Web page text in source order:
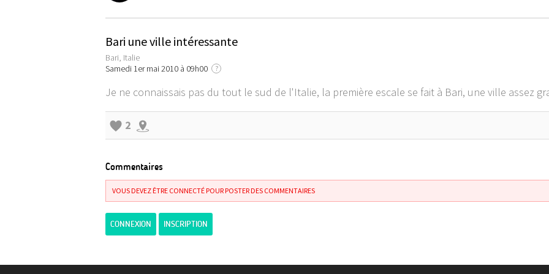
Bari une ville intéressante
Bari, Italie
Samedi 1er mai 2010 à 09h00
?
Je ne connaissais pas du tout le sud de l'Italie, la première escale se fait à Bari, une ville assez
2
Commentaires
VOUS DEVEZ ÊTRE CONNECTÉ POUR POSTER DES COMMENTAIRES
CONNEXION INSCRIPTION